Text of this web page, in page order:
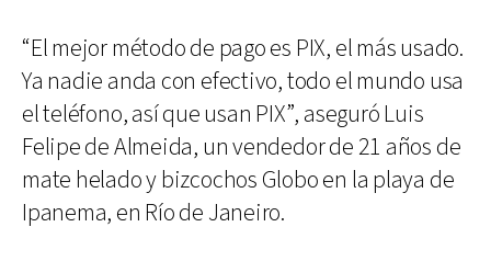
“El mejor método de pago es PIX, el más usado.
Ya nadie anda con efectivo, todo el mundo usa
el teléfono, así que usan PIX”, aseguró Luis
Felipe de Almeida, un vendedor de 21 años de
mate helado y bizcochos Globo en la playa de
Ipanema, en Río de Janeiro.